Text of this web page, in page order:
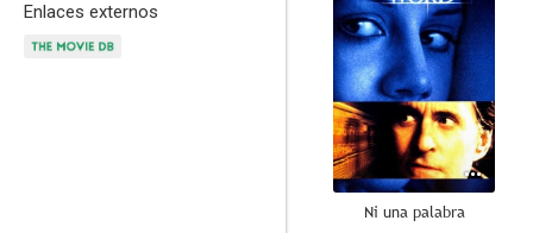
Enlaces externos
Ni una palabra